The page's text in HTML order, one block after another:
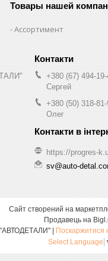
Товары нашей
Ассортимент
+380 (67) 494-
Сергей
+380 (50) 318-
Олег
https://progres-
sv@auto-
Сайт створений на
Продавець на
Поскаржитися
Select Language